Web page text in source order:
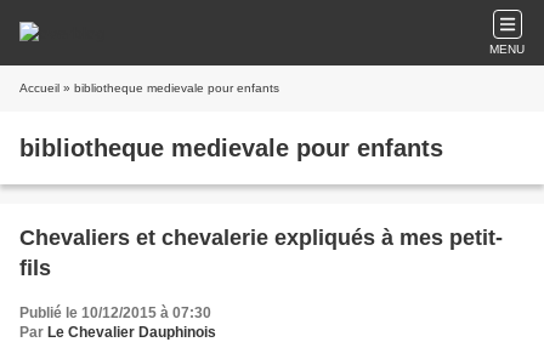
MENU
Accueil » bibliotheque medievale pour enfants
bibliotheque medievale pour enfants
Chevaliers et chevalerie expliqués à mes petit-
fils
Publié le 10/12/2015 à 07:30
Par Le Chevalier Dauphinois